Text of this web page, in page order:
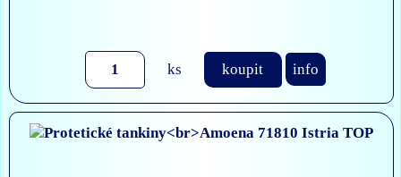
ks koupit info